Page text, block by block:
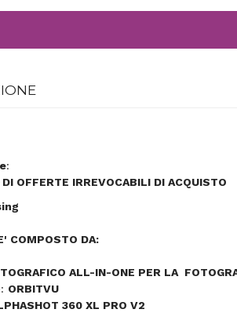
:
DI OFFERTE IRREVOCABILI DI ACQUISTO
COMPOSTO DA:
ALL-IN-ONE PER LA
ORBITVU
360 XL PRO V2